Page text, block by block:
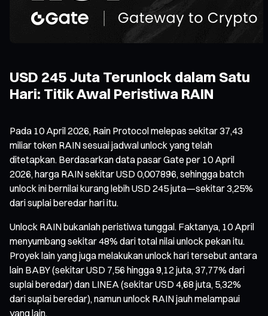
USD 245 Juta Terunlock dalam Satu
Hari: Titik Awal Peristiwa RAIN
Pada 10 April 2026, Rain Protocol melepas sekitar 37,43
miliar token RAIN sesuai jadwal unlock yang telah
ditetapkan. Berdasarkan data pasar Gate per 10 April
2026, harga RAIN sekitar USD 0,007896, sehingga batch
unlock ini bernilai kurang lebih USD 245 juta—sekitar 3,25%
dari suplai beredar hari itu.
Unlock RAIN bukanlah peristiwa tunggal. Faktanya, 10 April
menyumbang sekitar 48% dari total nilai unlock pekan itu.
Proyek lain yang juga melakukan unlock hari tersebut antara
lain BABY (sekitar USD 7,56 hingga 9,12 juta, 37,77% dari
suplai beredar) dan LINEA (sekitar USD 4,68 juta, 5,32%
dari suplai beredar), namun unlock RAIN jauh melampaui
yang lain.